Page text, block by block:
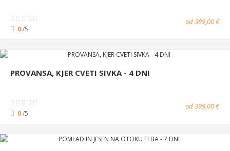
0/5
od 389,00 €
PROVANSA, KJER CVETI SIVKA - 4 DNI
0/5
od 399,00 €